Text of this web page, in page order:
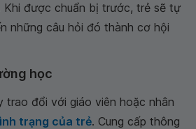
Khi được chuẩn bị trước, trẻ sẽ tự
những câu hỏi đó thành cơ hội
học
trao đổi với giáo viên hoặc nhân
trạng của trẻ. Cung cấp thông